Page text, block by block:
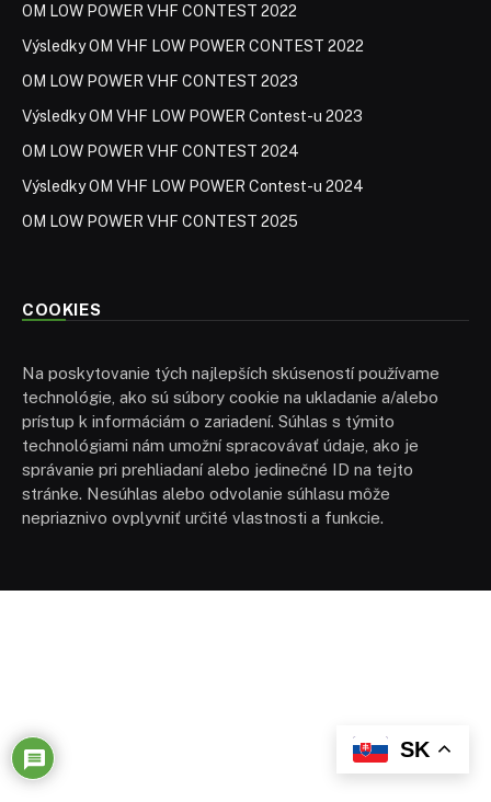
OM LOW POWER VHF CONTEST 2022
Výsledky OM VHF LOW POWER CONTEST 2022
OM LOW POWER VHF CONTEST 2023
Výsledky OM VHF LOW POWER Contest-u 2023
OM LOW POWER VHF CONTEST 2024
Výsledky OM VHF LOW POWER Contest-u 2024
OM LOW POWER VHF CONTEST 2025
COOKIES
Na poskytovanie tých najlepších skúseností používame
technológie, ako sú súbory cookie na ukladanie a/alebo
prístup k informáciám o zariadení. Súhlas s týmito
technológiami nám umožní spracovávať údaje, ako je
správanie pri prehliadaní alebo jedinečné ID na tejto
stránke. Nesúhlas alebo odvolanie súhlasu môže
nepriaznivo ovplyvniť určité vlastnosti a funkcie.
SK